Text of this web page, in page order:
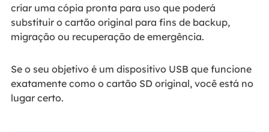
criar uma cópia pronta para uso que poderá
substituir o cartão original para fins de backup,
migração ou recuperação de emergência.
Se o seu objetivo é um dispositivo USB que funcione
exatamente como o cartão SD original, você está no
lugar certo.